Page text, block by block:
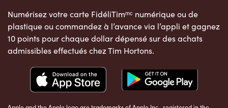
Numérisez votre carte FidéliTimᵐᶜ numérique ou de
plastique ou commandez à l’avance via l’appli et gagnez
10 points pour chaque dollar dépensé sur des achats
admissibles effectués chez Tim Hortons.